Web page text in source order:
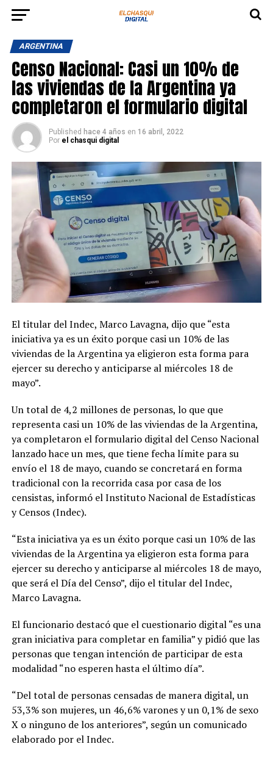
ARGENTINA
Censo Nacional: Casi un 10% de
las viviendas de la Argentina ya
completaron el formulario digital
Published hace 4 años en 16 abril, 2022
Por el chasqui digital
El titular del Indec, Marco Lavagna, dijo que “esta
iniciativa ya es un éxito porque casi un 10% de las
viviendas de la Argentina ya eligieron esta forma para
ejercer su derecho y anticiparse al miércoles 18 de
mayo”.
Un total de 4,2 millones de personas, lo que que
representa casi un 10% de las viviendas de la Argentina,
ya completaron el formulario digital del Censo Nacional
lanzado hace un mes, que tiene fecha límite para su
envío el 18 de mayo, cuando se concretará en forma
tradicional con la recorrida casa por casa de los
censistas, informó el Instituto Nacional de Estadísticas
y Censos (Indec).
“Esta iniciativa ya es un éxito porque casi un 10% de las
viviendas de la Argentina ya eligieron esta forma para
ejercer su derecho y anticiparse al miércoles 18 de mayo,
que será el Día del Censo”, dijo el titular del Indec,
Marco Lavagna.
El funcionario destacó que el cuestionario digital “es una
gran iniciativa para completar en familia” y pidió que las
personas que tengan intención de participar de esta
modalidad “no esperen hasta el último día”.
“Del total de personas censadas de manera digital, un
53,3% son mujeres, un 46,6% varones y un 0,1% de sexo
X o ninguno de los anteriores”, según un comunicado
elaborado por el Indec.